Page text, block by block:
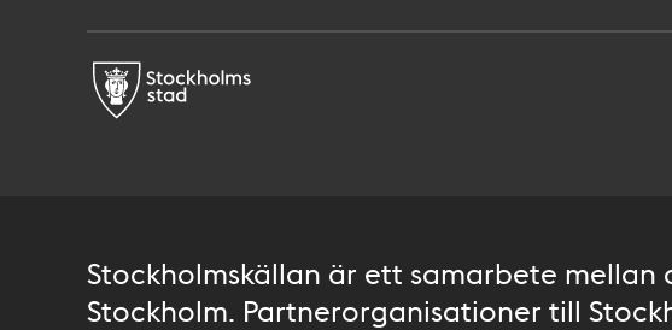
Stockholmskällan är ett samarbete mellan
Stockholm. Partnerorganisationer till